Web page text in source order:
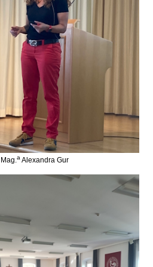
a Alexandra Gur